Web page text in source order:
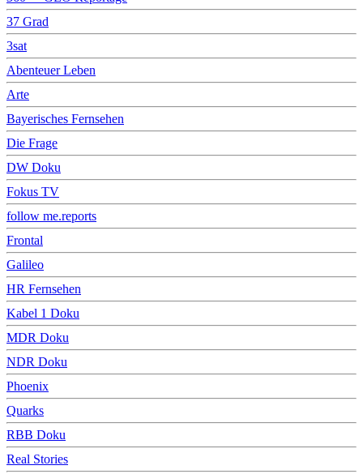
37 Grad
3sat
Abenteuer Leben
Arte
Bayerisches Fernsehen
Die Frage
DW Doku
Fokus TV
follow me.reports
Frontal
Galileo
HR Fernsehen
Kabel 1 Doku
MDR Doku
NDR Doku
Phoenix
Quarks
RBB Doku
Real Stories